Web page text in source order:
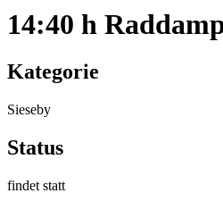
14:40 h
Kategorie
Sieseby
Status
findet statt